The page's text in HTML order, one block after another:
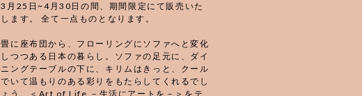
3月25日~4月30日の間、期間限定にて販売いた
します。 全て一点ものとなります。
畳に座布団から、フローリングにソファへと変化
しつつある日本の暮らし。ソファの足元に、ダイ
ニングテーブルの下に、キリムはきっと、クール
でいて温もりのある彩りをもたらしてくれるでし
ょう。＜Art of Life －生活にアートを－＞をテ